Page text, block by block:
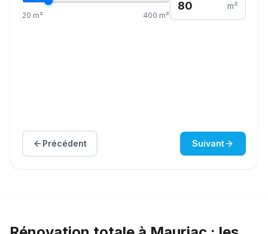
20 m² 400 m²
m²
Précédent Suivant